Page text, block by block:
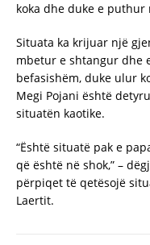
koka dhe duke e puthur
Situata ka krijuar një
mbetur e shtangur dhe
befasishëm, duke ulur
Megi Pojani është
situatën kaotike.
“Është situatë pak e
që është në shok,” –
përpiqet të qetësojë
Laertit.